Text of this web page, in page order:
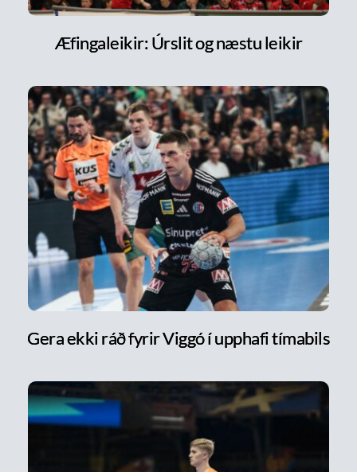
Æfingaleikir: Úrslit og næstu leikir
Gera ekki ráð fyrir Viggó í upphafi tímabils